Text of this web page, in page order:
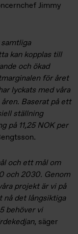
Jimmy
kan kopplas till
och ökad
för året
lyckats med våra
Baserat på ett
ställning
på 11,25 NOK per
och ett mål om
och 2030. Genom
projekt är vi på
nå det långsiktiga
behöver vi
, säger